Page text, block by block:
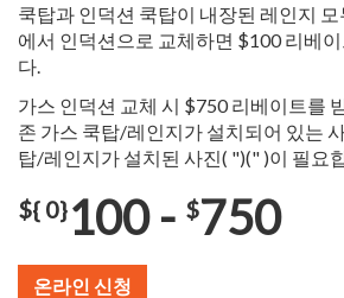
쿡탑과 인덕션 쿡탑이 내장된 레인지
에서 인덕션으로 교체하면 $100 리베
다.
가스 인덕션 교체 시 $750 리베이트를
존 가스 쿡탑/레인지가 설치되어 있는
탑/레인지가 설치된 사진( ")(" )이 필요
${ 0}100 - $750
온라인 신청